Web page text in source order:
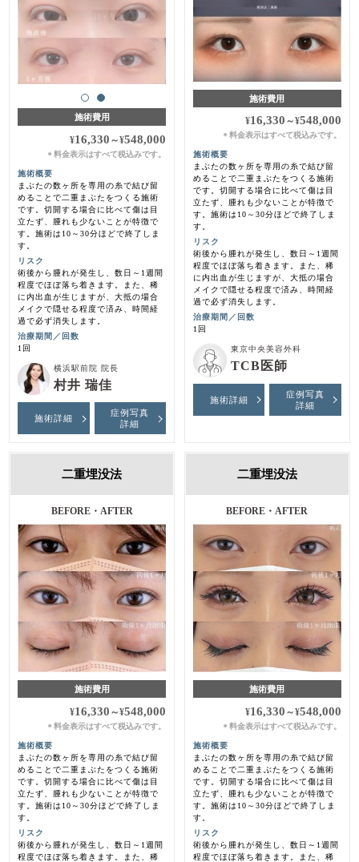
施術費用
¥16,330 ～¥548,000
＊料金表示はすべて税込みです。
施術概要
まぶたの数ヶ所を専用の糸で結び留
めることで二重まぶたをつくる施術
です。切開する場合に比べて傷は目
立たず、腫れも少ないことが特徴で
す。施術は10～30分ほどで終了しま
す。
リスク
術後から腫れが発生し、数日～1週間
程度でほぼ落ち着きます。また、稀
に内出血が生じますが、大抵の場合
メイクで隠せる程度で済み、時間経
過で必ず消失します。
治療期間／回数
1回
横浜駅前院 院長
村井 瑞佳
施術詳細
症例写真
詳細
施術費用
¥16,330 ～¥548,000
＊ 料金表示はすべて税込みです。
施術概要
まぶたの数ヶ所を専用の糸で結び留
めることで二重まぶたをつくる施術
です。切開する場合に比べて傷は目
立たず、腫れも少ないことが特徴で
す。施術は10～30分ほどで終了しま
す。
リスク
術後から腫れが発生し、数日～1週間
程度でほぼ落ち着きます。また、稀
に内出血が生じますが、大抵の場合
メイクで隠せる程度で済み、時間経
過で必ず消失します。
治療期間／回数
1回
東京中央美容外科
TCB医師
施術詳細
症例写真
詳細
二重埋没法
BEFORE・AFTER
施術費用
¥16,330 ～¥548,000
＊料金表示はすべて税込みです。
施術概要
まぶたの数ヶ所を専用の糸で結び留
めることで二重まぶたをつくる施術
です。切開する場合に比べて傷は目
立たず、腫れも少ないことが特徴で
す。施術は10～30分ほどで終了しま
す。
リスク
術後から腫れが発生し、数日～1週間
程度でほぼ落ち着きます。また、稀
二重埋没法
BEFORE・AFTER
施術費用
¥16,330 ～¥548,000
＊ 料金表示はすべて税込みです。
施術概要
まぶたの数ヶ所を専用の糸で結び留
めることで二重まぶたをつくる施術
です。切開する場合に比べて傷は目
立たず、腫れも少ないことが特徴で
す。施術は10～30分ほどで終了しま
す。
リスク
術後から腫れが発生し、数日～1週間
程度でほぼ落ち着きます。また、稀